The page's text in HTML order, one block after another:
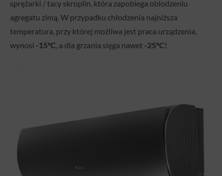
sprężarki / tacy skroplin, która zapobiega oblodzeniu
agregatu zimą. W przypadku chłodzenia najniższa
temperatura, przy której możliwa jest praca urządzenia,
wynosi -15°C, a dla grzania sięga nawet -25°C!